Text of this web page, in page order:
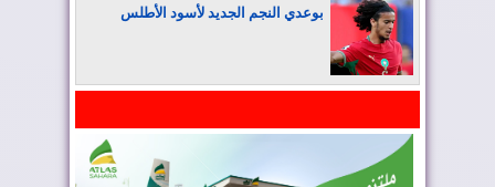
بوعدي النجم الجديد لأسود الأطلس